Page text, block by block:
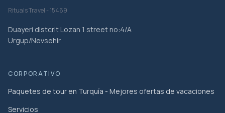
Rituals Travel - 15469
Duayeri distcrit Lozan 1 street no:4/A
Urgup/Nevsehir
CORPORATIVO
Paquetes de tour en Turquía - Mejores ofertas de vacaciones
Servicios